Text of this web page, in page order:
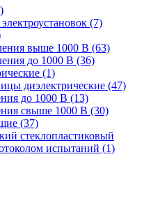
(7)
выше 1000 В (63)
до 1000 В (36)
(1)
диэлектрические (47)
до 1000 В (13)
свыше 1000 В (30)
(37)
стеклопластиковый
испытаний (1)